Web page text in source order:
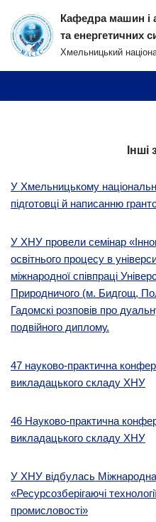
Перейти
до
вмісту
Кафедра машин і
та енергетичних
Хмельницький
Інші
У Хмельницькому
підготовці й написанню
У ХНУ провели семінар
освітнього процесу в
міжнародної співпраці
Природничого (м. Бидгощ,
Гадомскі розповів про
подвійного диплому.
47 науково-практична
викладацького складу ХНУ
46 Науково-практична
викладацького складу ХНУ
У ХНУ відбулась
«Ресурсозберігаючі
промисловості»